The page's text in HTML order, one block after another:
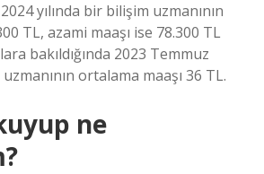
yılında bir bilişim uzmanının
TL, azami maaşı ise 78.300 TL
bakıldığında 2023 Temmuz
ortalama maaşı 36 TL.
ne